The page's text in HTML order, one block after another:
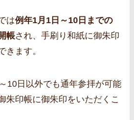
は例年1月1日～10日までの
帳され、手刷り和紙に御朱印
きます。
10日以外でも通年参拝が可能
朱印帳に御朱印をいただくこ